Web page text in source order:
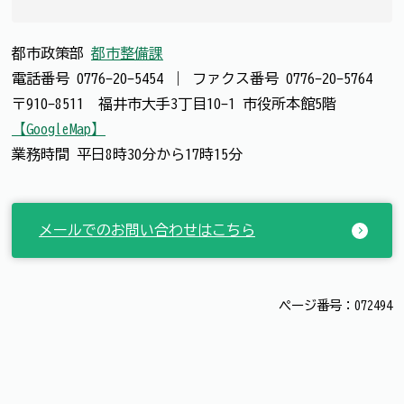
都市政策部 都市整備課
電話番号 0776-20-5454 ファクス番号 0776-20-5764
〒910-8511 福井市大手3丁目10-1 市役所本館5階
【GoogleMap】
業務時間 平日8時30分から17時15分
メールでのお問い合わせはこちら
ページ番号：072494